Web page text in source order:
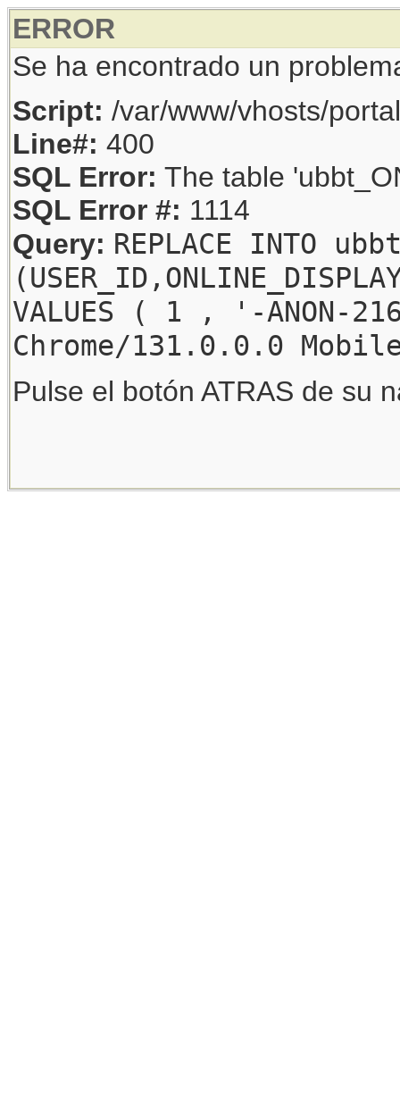
ERROR
Se ha encontrado un
Script: /var/www/vhosts/
Line#: 400
SQL Error: The table
SQL Error #: 1114
Query: REPLACE INTO
VALUES ( 1 , '-
Chrome/131.0.0.0
Pulse el botón ATRAS de su